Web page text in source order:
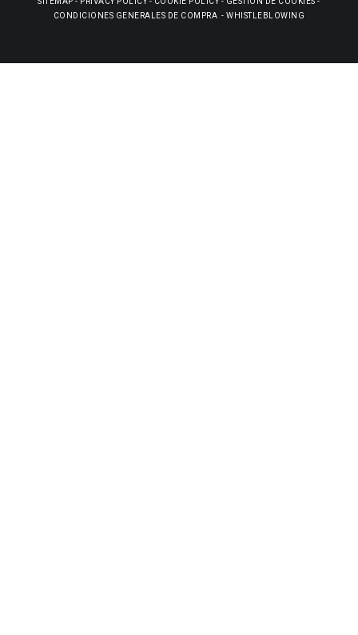
CONDICIONES GENERALES DE COMPRA -WHISTLEBLOWING